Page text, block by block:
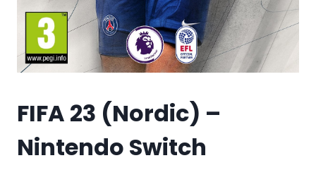
FIFA 23 (Nordic) –
Nintendo Switch